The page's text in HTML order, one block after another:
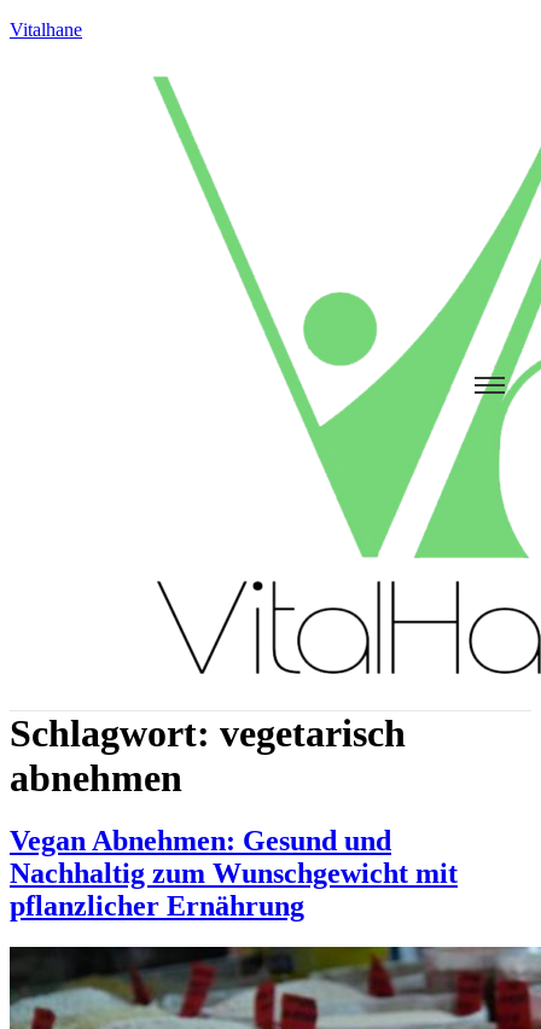
Vitalhane
Schlagwort: vegetarisch
abnehmen
Vegan Abnehmen: Gesund und
Nachhaltig zum Wunschgewicht mit
pflanzlicher Ernährung